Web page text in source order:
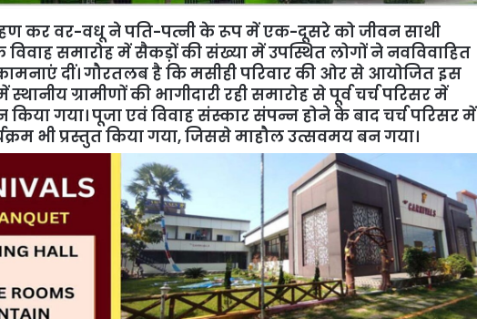
कर वर-वधू ने पति-पत्नी के रूप में एक-दूसरे को जीवन साथी
विवाह समारोह में सैकड़ों की संख्या में उपस्थित लोगों ने नवविवाहित
दीं। गौरतलब है कि मसीही परिवार की ओर से आयोजित इस
ग्रामीणों की भागीदारी रही समारोह से पूर्व चर्च परिसर में
गया। पूजा एवं विवाह संस्कार संपन्न होने के बाद चर्च परिसर में
भी प्रस्तुत किया गया, जिससे माहौल उत्सवमय बन गया।